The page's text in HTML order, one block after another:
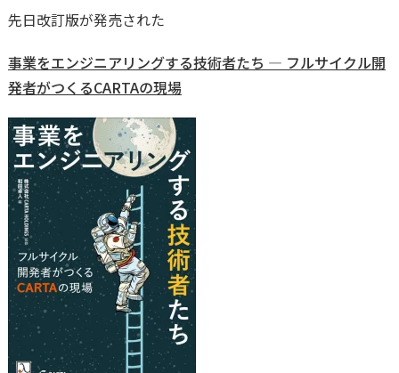
先日改訂版が発売された
事業をエンジニアリングする技術者たち ― フルサイクル開
発者がつくるCARTAの現場